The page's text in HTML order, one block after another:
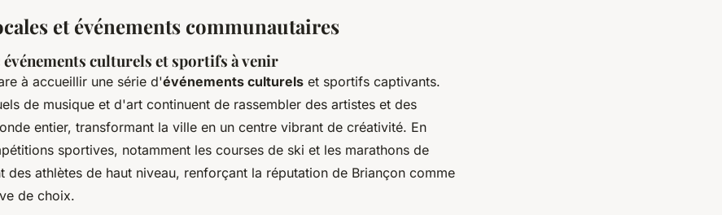
et événements communautaires
culturels et sportifs à venir
à accueillir une série d'événements culturels et sportifs captivants.
de musique et d'art continuent de rassembler des artistes et des
entier, transformant la ville en un centre vibrant de créativité. En
sportives, notamment les courses de ski et les marathons de
des athlètes de haut niveau, renforçant la réputation de Briançon comme
de choix.